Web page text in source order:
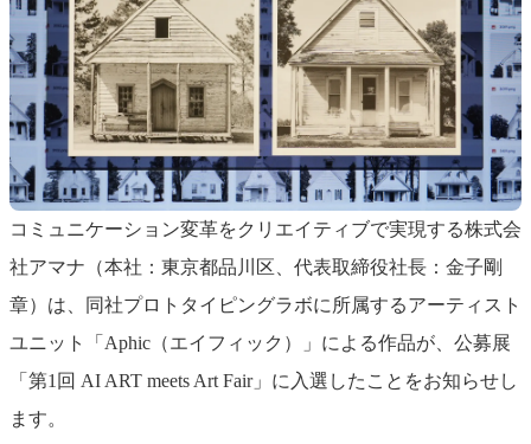
コミュニケーション変革をクリエイティブで実現する株式会
社アマナ（本社：東京都品川区、代表取締役社長：金子剛
章）は、同社プロトタイピングラボに所属するアーティスト
ユニット「Aphic（エイフィック）」による作品が、公募展
「第1回 AI ART meets Art Fair」に入選したことをお知らせし
ます。